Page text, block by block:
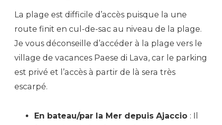
La plage est difficile d’accès puisque la une
route finit en cul-de-sac au niveau de la plage.
Je vous déconseille d’accéder à la plage vers le
village de vacances Paese di Lava, car le parking
est privé et l’accès à partir de là sera très
escarpé.
En bateau/par la Mer depuis Ajaccio : Il